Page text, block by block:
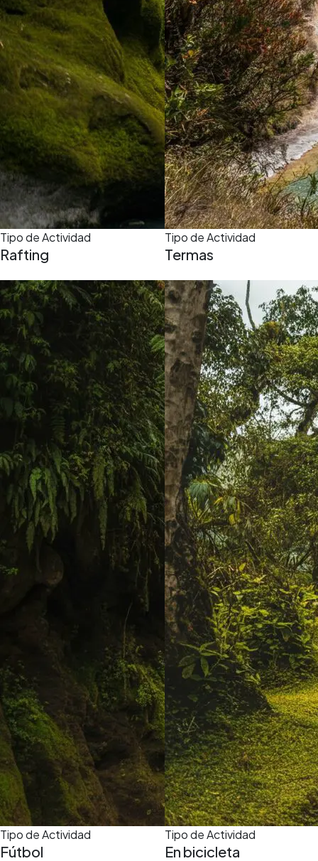
Tipo de Actividad
Rafting
Tipo de Actividad
Termas
Tipo de Actividad
Fútbol
Tipo de Actividad
En bicicleta